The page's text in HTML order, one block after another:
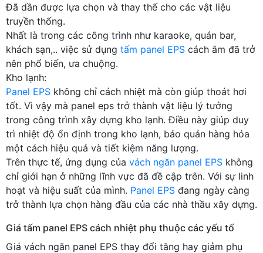
Đã dần được lựa chọn và thay thế cho các vật liệu
truyền thống.
Nhất là trong các công trình như karaoke, quán bar,
khách sạn,.. việc sử dụng tấm panel EPS cách âm đã trở
nên phổ biến, ưa chuộng.
Kho lạnh:
Panel EPS không chỉ cách nhiệt mà còn giúp thoát hơi
tốt. Vì vậy mà panel eps trở thành vật liệu lý tưởng
trong công trình xây dựng kho lạnh. Điều này giúp duy
trì nhiệt độ ổn định trong kho lạnh, bảo quản hàng hóa
một cách hiệu quả và tiết kiệm năng lượng.
Trên thực tế, ứng dụng của vách ngăn panel EPS không
chỉ giới hạn ở những lĩnh vực đã đề cập trên. Với sự linh
hoạt và hiệu suất của mình. Panel EPS đang ngày càng
trở thành lựa chọn hàng đầu của các nhà thầu xây dựng.
Giá tấm panel EPS cách nhiệt phụ thuộc các yếu tố
Giá vách ngăn panel EPS thay đổi tăng hay giảm phụ